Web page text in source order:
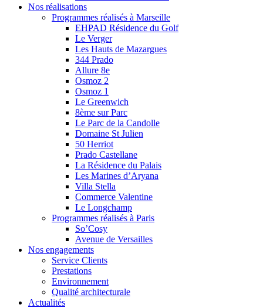
Nos réalisations
Programmes réalisés à Marseille
EHPAD Résidence du Golf
Le Verger
Les Hauts de Mazargues
344 Prado
Allure 8e
Osmoz 2
Osmoz 1
Le Greenwich
8ème sur Parc
Le Parc de la Candolle
Domaine St Julien
50 Herriot
Prado Castellane
La Résidence du Palais
Les Marines d’Aryana
Villa Stella
Commerce Valentine
Le Longchamp
Programmes réalisés à Paris
So’Cosy
Avenue de Versailles
Nos engagements
Service Clients
Prestations
Environnement
Qualité architecturale
Actualités